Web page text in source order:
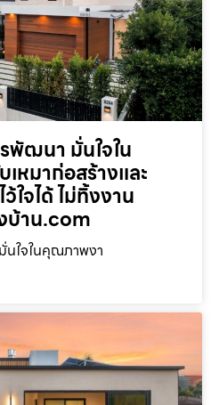
พัฒนา มั่นใจใน
หมาก่อสร้างและ
ใจได้ ไม่ทิ้งงาน
บ้าน.com
นใจในคุณภาพงา